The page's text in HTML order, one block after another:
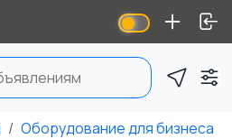
Оборудование для бизнеса